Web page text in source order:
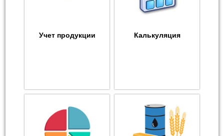
Учет продукции Калькуляция